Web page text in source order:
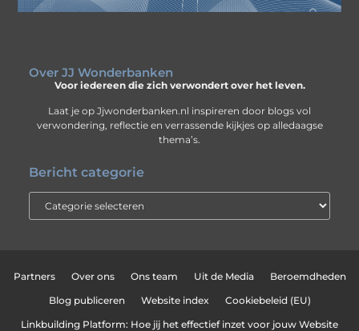
Over JJ Wonderbanken
Voor iedereen die zich verwondert over het leven.
Laat je op Jjwonderbanken.nl inspireren door blogs vol
verwondering, reflectie en verrassende kijkjes op alledaagse
thema’s.
Bericht categorie
Partners Over ons Ons team Uit de Media Beroemdheden
Blog publiceren Website index Cookiebeleid (EU)
Linkbuilding Platform: Hoe jij het effectief inzet voor jouw Website